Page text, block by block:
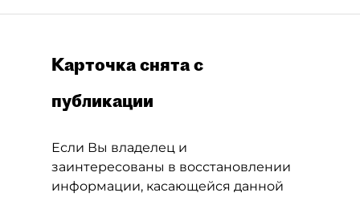
Карточка снята с
публикации
Если Вы владелец и
заинтересованы в восстановлении
информации, касающейся данной